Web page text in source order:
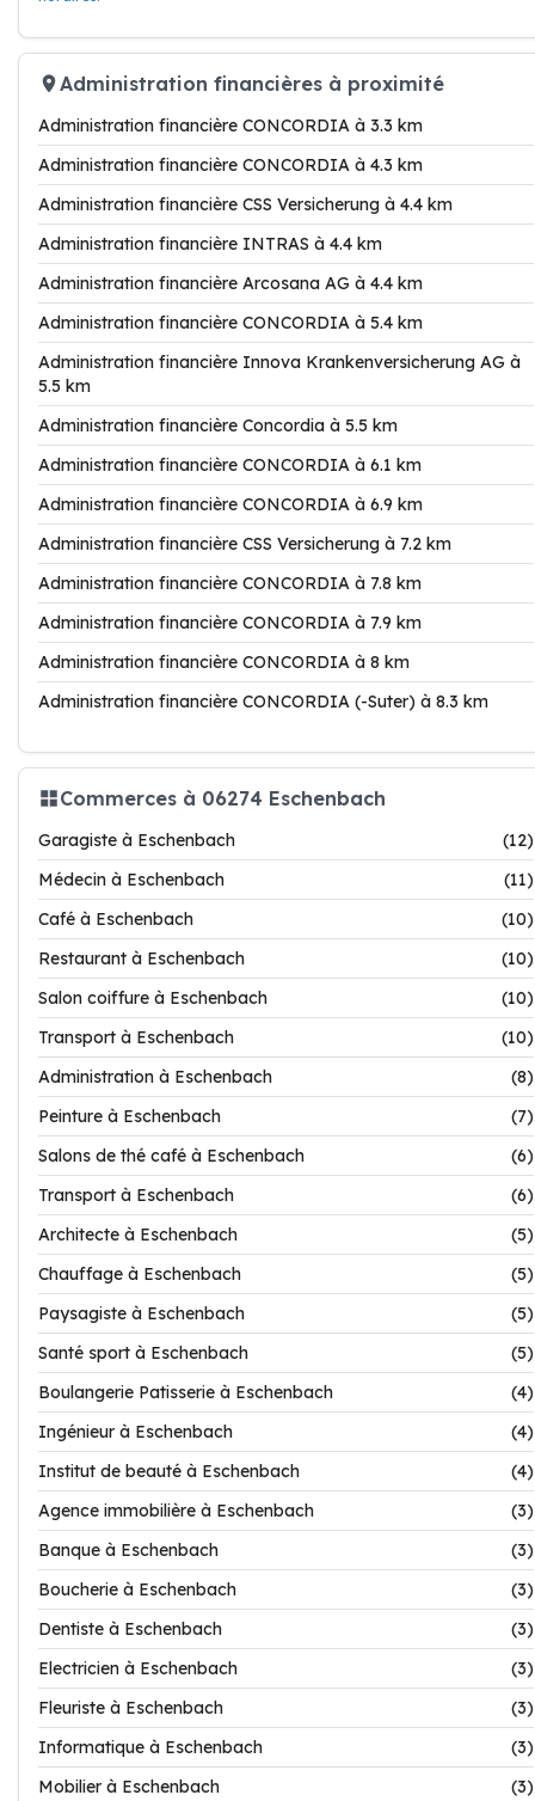
Administration financières à proximité
Administration financière CONCORDIA à 3.3 km
Administration financière CONCORDIA à 4.3 km
Administration financière CSS Versicherung à 4.4 km
Administration financière INTRAS à 4.4 km
Administration financière Arcosana AG à 4.4 km
Administration financière CONCORDIA à 5.4 km
Administration financière Innova Krankenversicherung AG à
5.5 km
Administration financière Concordia à 5.5 km
Administration financière CONCORDIA à 6.1 km
Administration financière CONCORDIA à 6.9 km
Administration financière CSS Versicherung à 7.2 km
Administration financière CONCORDIA à 7.8 km
Administration financière CONCORDIA à 7.9 km
Administration financière CONCORDIA à 8 km
Administration financière CONCORDIA (-Suter) à 8.3 km
Commerces à 06274 Eschenbach
Garagiste à Eschenbach
(12)
Médecin à Eschenbach
(11)
Café à Eschenbach
(10)
Restaurant à Eschenbach
(10)
Salon coiffure à Eschenbach
(10)
Transport à Eschenbach
(10)
Administration à Eschenbach
(8)
Peinture à Eschenbach
(7)
Salons de thé café à Eschenbach
(6)
Transport à Eschenbach
(6)
Architecte à Eschenbach
(5)
Chauffage à Eschenbach
(5)
Paysagiste à Eschenbach
(5)
Santé sport à Eschenbach
(5)
Boulangerie Patisserie à Eschenbach
(4)
Ingénieur à Eschenbach
(4)
Institut de beauté à Eschenbach
(4)
Agence immobilière à Eschenbach
(3)
Banque à Eschenbach
(3)
Boucherie à Eschenbach
(3)
Dentiste à Eschenbach
(3)
Electricien à Eschenbach
(3)
Fleuriste à Eschenbach
(3)
Informatique à Eschenbach
(3)
Mobilier à Eschenbach
(3)